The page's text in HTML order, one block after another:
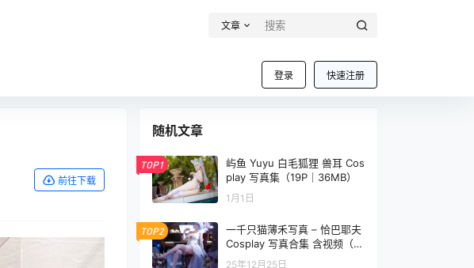
文章
登录 快速注册
前往下载
随机文章
TOP1
屿鱼 Yuyu 白毛狐狸 兽耳 Cos
play 写真集（19P｜36MB）
1月1日
TOP2
一千只猫薄禾写真 – 恰巴耶夫
Cosplay 写真合集 含视频（15
P+3V / 38.7MB）
25年12月25日